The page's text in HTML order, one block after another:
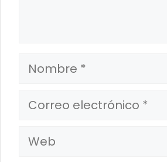
Nombre
Correo
electrónico
Web